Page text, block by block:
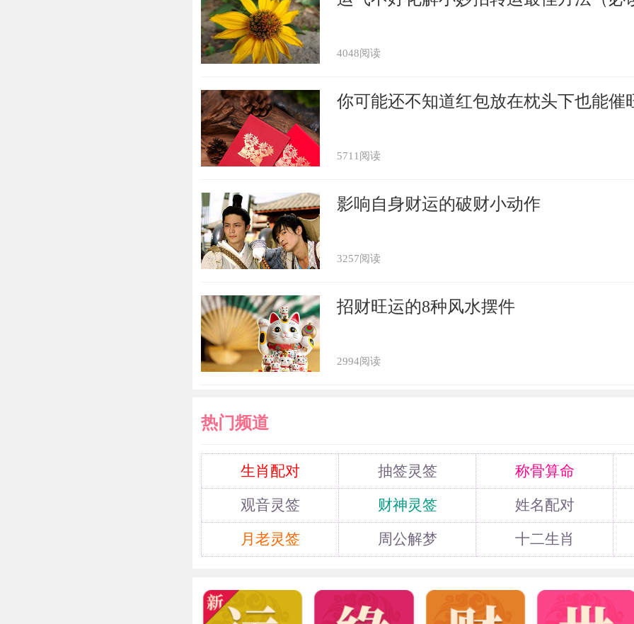
具有一些不可名状的感情，那是对自己崇高情感的背叛
人不屑于去做。尽管属猴人彻底有能力驾御各种艳遇，
2022年属虎犯太岁的生肖 属蛇人犯双重太岁
2021年太岁姓什么，太岁星君详解
4048阅读
你可能还不知道红包放在枕头下也能催
5711阅读
影响自身财运的破财小动作
3257阅读
招财旺运的8种风水摆件
2994阅读
热门频道
生肖配对 抽签灵签
称骨算命
观音灵签
财神灵签
姓名配对
月老灵签
周公解梦 十二生肖